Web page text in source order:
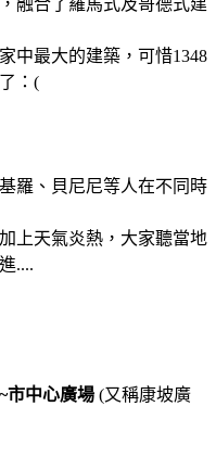
中最大的建築，可惜1348
：(
羅、貝尼尼等人在不同時
上天氣炎熱，大家聽當地
....
市中心廣場 (又稱康坡廣